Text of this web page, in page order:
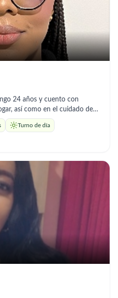
Cuidado de adultos mayores
diarias, supervisión,)
aseo profundo,
de familia Estoy
que me necesiten estoy a
24 años y cuento con
así como en el cuidado de
responsable, organizada y
y respetuosa. En el área de
como la limpieza general,
en el cuidado de niños y
y apoyo en sus
por ser paciente, cariñosa y
de las personas a mi cargo. Soy
realizar mi trabajo con
se sientan tranquilas y
trabajar de forma puntual o
Si buscas a alguien responsable,
no dudes en
de ayudarte!
Turno de día